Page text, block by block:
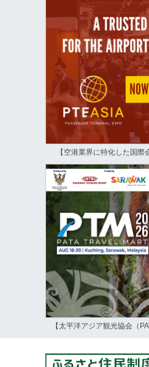
【空港業界に特化した国際
【太平洋アジア観光協会（